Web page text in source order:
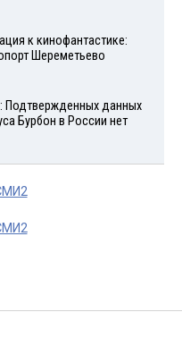
к кинофантастике:
Шереметьево
Подтвержденных данных
Бурбон в России нет